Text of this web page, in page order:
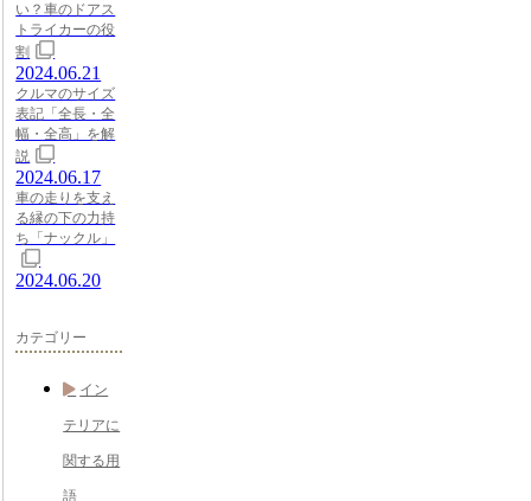
い？車のドアス
トライカーの役
割
2024.06.21
クルマのサイズ
表記「全長・全
幅・全高」を解
説
2024.06.17
車の走りを支え
る縁の下の力持
ち「ナックル」
2024.06.20
カテゴリー
イン
テリアに
関する用
語